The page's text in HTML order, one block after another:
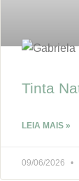
Tinta
LEIA MAIS »
09/06/2026